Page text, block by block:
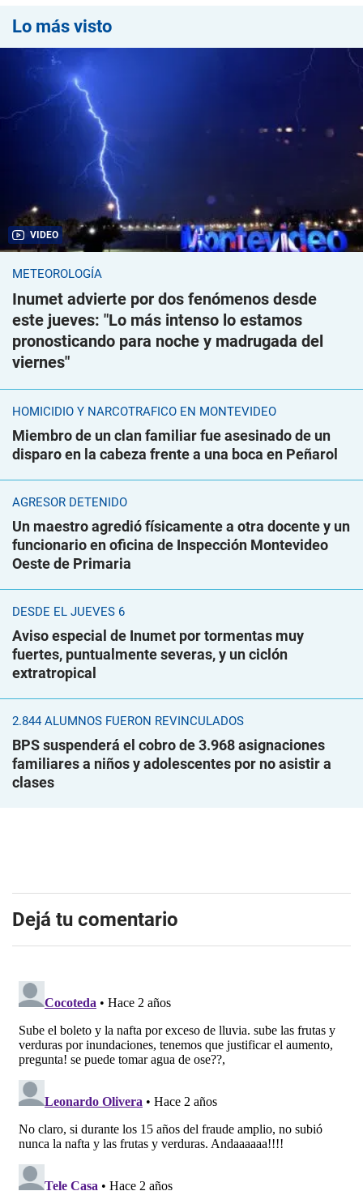
Lo más visto
VIDEO
METEOROLOGÍA
Inumet advierte por dos fenómenos desde
este jueves: "Lo más intenso lo estamos
pronosticando para noche y madrugada del
viernes"
HOMICIDIO Y NARCOTRÁFICO EN MONTEVIDEO
Miembro de un clan familiar fue asesinado de un
disparo en la cabeza frente a una boca en Peñarol
AGRESOR DETENIDO
Un maestro agredió físicamente a otra docente y un
funcionario en oficina de Inspección Montevideo
Oeste de Primaria
DESDE EL JUEVES 6
Aviso especial de Inumet por tormentas muy
fuertes, puntualmente severas, y un ciclón
extratropical
2.844 ALUMNOS FUERON REVINCULADOS
BPS suspenderá el cobro de 3.968 asignaciones
familiares a niños y adolescentes por no asistir a
clases
Dejá tu comentario